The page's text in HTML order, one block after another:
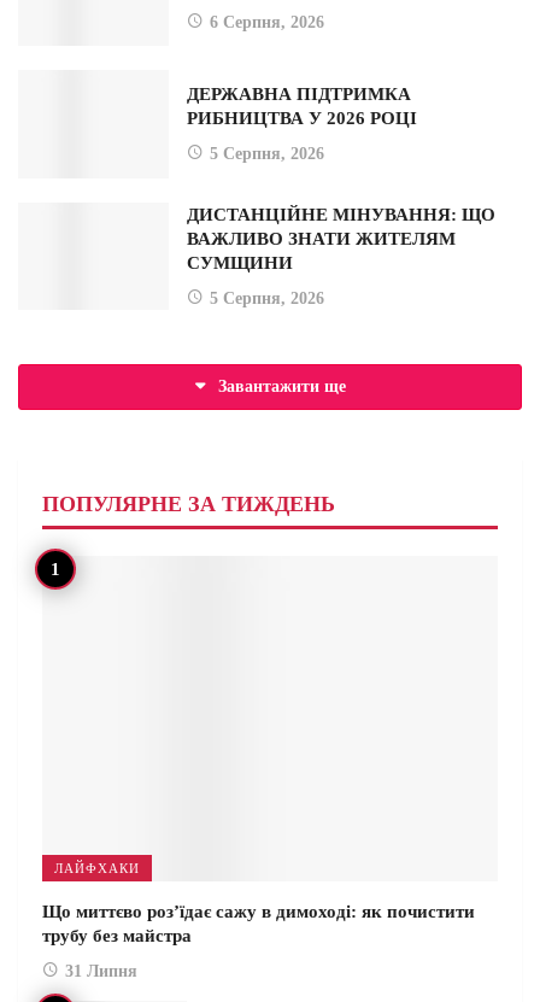
6 Серпня, 2026
ДЕРЖАВНА ПІДТРИМКА
РИБНИЦТВА У 2026 РОЦІ
5 Серпня, 2026
ДИСТАНЦІЙНЕ МІНУВАННЯ: ЩО
ВАЖЛИВО ЗНАТИ ЖИТЕЛЯМ
СУМЩИНИ
5 Серпня, 2026
Завантажити ще
ПОПУЛЯРНЕ ЗА ТИЖДЕНЬ
ЛАЙФХАКИ
Що миттєво роз’їдає сажу в димоході: як почистити
трубу без майстра
31 Липня